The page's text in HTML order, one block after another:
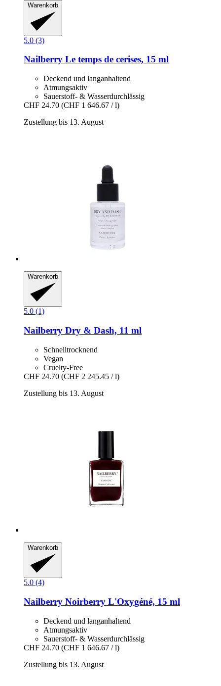
Warenkorb
5.0 (3)
Nailberry Le temps de cerises, 15 ml
Deckend und langanhaltend
Atmungsaktiv
Sauerstoff- & Wasserdurchlässig
CHF 24.70 (CHF 1 646.67 / l)
Zustellung bis 13. August
Warenkorb
5.0 (1)
Nailberry Dry & Dash, 11 ml
Schnelltrocknend
Vegan
Cruelty-Free
CHF 24.70 (CHF 2 245.45 / l)
Zustellung bis 13. August
Warenkorb
5.0 (4)
Nailberry Noirberry L'Oxygéné, 15 ml
Deckend und langanhaltend
Atmungsaktiv
Sauerstoff- & Wasserdurchlässig
CHF 24.70 (CHF 1 646.67 / l)
Zustellung bis 13. August